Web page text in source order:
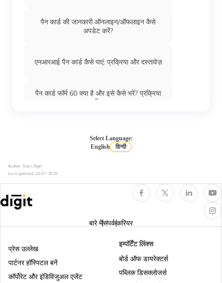
पैन कार्ड की जानकारी ऑनलाइन/ऑफलाइन कैसे
अपडेट करें?
एनआरआई पैन कार्ड कैसे पाएं: प्रक्रिया और दस्तावेज़
पैन कार्ड फॉर्म 60 क्या है और इसे कैसे भरें? प्रक्रिया
का विवरण
पैन का क्षेत्राधिकार
पैन कार्ड स्वीकृति संख्या क्या है और इसे कैसे पाएं?
Select Language:
English
हिन्दी
Author: Team Digit
Last updated: 22-07-2026
बारे मेंसंपर्ककरियर
प्रेस उल्लेख
पार्टनर हॉस्पिटल बनें
कॉर्पोरेट और इंडिविजुअल एजेंट
इम्पॉर्टेंट लिंक्स
बोर्ड ऑफ डायरेक्टर्स
पब्लिक डिसक्लोजर्स